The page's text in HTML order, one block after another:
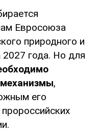
Евросоюза
природного и
2027 года. Но для
,
его